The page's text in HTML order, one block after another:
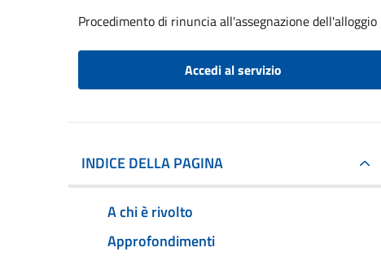
Procedimento di rinuncia all'assegnazione dell'alloggio
Accedi al servizio
INDICE DELLA PAGINA
A chi è rivolto
Approfondimenti